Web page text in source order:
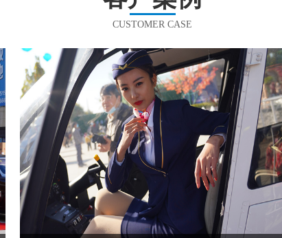
CUSTOMER CASE